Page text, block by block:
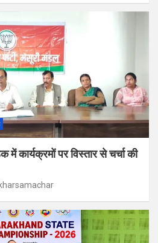
कार्यक्रमों पर विस्तार से चर्चा की